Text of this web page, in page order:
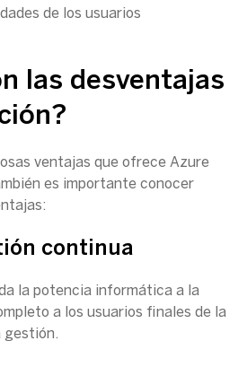
de los usuarios
las desventajas
ventajas que ofrece Azure
es importante conocer
continua
la potencia informática a la
a los usuarios finales de la
gestión.